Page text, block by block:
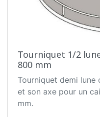
Tourniquet 1/2
800 mm
Tourniquet demi
et son axe pour un
mm.